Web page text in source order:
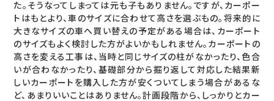
た。そうなってしまっては元も子もありません。ですが、カーポー
トはもとより、車のサイズに合わせて高さを選ぶもの。将来的に
大きなサイズの車へ買い替えの予定がある場合は、カーポート
のサイズもよく検討した方がよいかもしれません。カーポートの
高さを変える工事は、当時と同じサイズの柱がなかったり、色合
いが合わなかったり、基礎部分から掘り返して対応した結果新
しいカーポートを購入した方が安くついてしまう場合があるな
ど、あまりいいことはありません。計画段階から、しっかりとカー